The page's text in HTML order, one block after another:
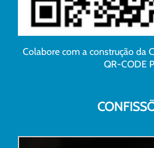
Colabore com a construção da
QR-CODE